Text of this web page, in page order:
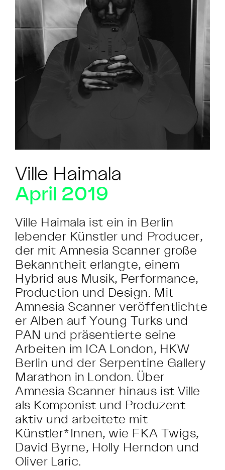
Ville Haimala
April 2019
Ville Haimala ist ein in Berlin
lebender Künstler und Producer,
der mit Amnesia Scanner große
Bekanntheit erlangte, einem
Hybrid aus Musik, Performance,
Production und Design. Mit
Amnesia Scanner veröffentlichte
er Alben auf Young Turks und
PAN und präsentierte seine
Arbeiten im ICA London, HKW
Berlin und der Serpentine Gallery
Marathon in London. Über
Amnesia Scanner hinaus ist Ville
als Komponist und Produzent
aktiv und arbeitete mit
Künstler*Innen, wie FKA Twigs,
David Byrne, Holly Herndon und
Oliver Laric.